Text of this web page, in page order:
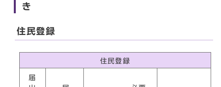
き
住民登録
住民登録
届